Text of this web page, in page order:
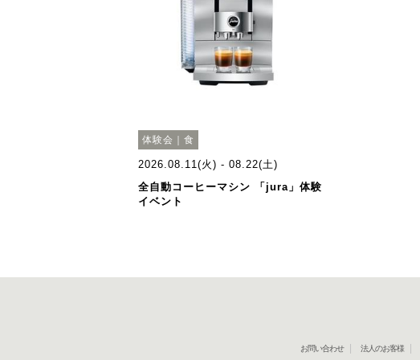
体験会｜食
2026.08.11(火) - 08.22(土)
全自動コーヒーマシン 「jura」体験
イベント
お問い合わせ 法人のお客様